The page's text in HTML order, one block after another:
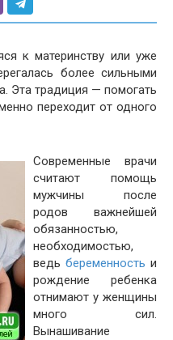
к материнству или уже
более сильными
Эта традиция — помогать
переходит от одного
Современные врачи
считают помощь
мужчины после
родов важнейшей
обязанностью,
необходимостью,
ведь беременность и
рождение ребенка
отнимают у женщины
много сил.
Вынашивание